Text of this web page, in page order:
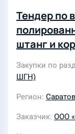
Тендер по
штанг и
Закупки по
ШГН)
Регион
Заказчик ООО